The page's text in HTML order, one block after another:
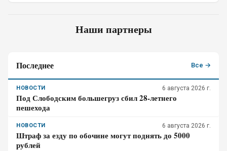
Наши партнеры
Последнее Все →
НОВОСТИ 6 августа 2026 г.
Под Слободским большегруз сбил 28-летнего
пешехода
НОВОСТИ 6 августа 2026 г.
Штраф за езду по обочине могут поднять до 5000
рублей